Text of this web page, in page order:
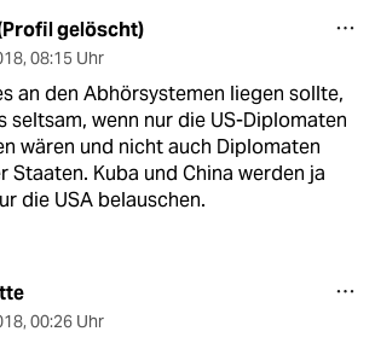
gelöscht)
, 08:15 Uhr
an den Abhörsystemen liegen sollte,
seltsam, wenn nur die US-Diplomaten
wären und nicht auch Diplomaten
Staaten. Kuba und China werden ja
die USA belauschen.
, 00:26 Uhr